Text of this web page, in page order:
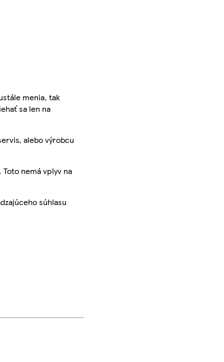
menia, tak
sa len na
alebo výrobcu
nemá vplyv na
súhlasu